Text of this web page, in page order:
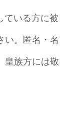
ている方に被
い。匿名・名
皇族方には敬